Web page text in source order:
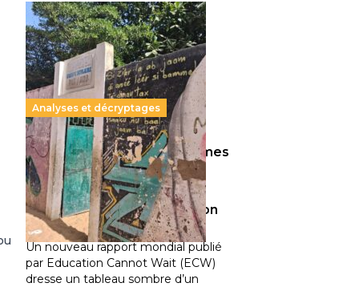
Analyses et décryptages
258 millions d’enfants victimes
de la guerre, des chocs
climatiques et des
déplacements de population
11 juillet 2026 -National
Un nouveau rapport mondial publié
par Education Cannot Wait (ECW)
dresse un tableau sombre d’un